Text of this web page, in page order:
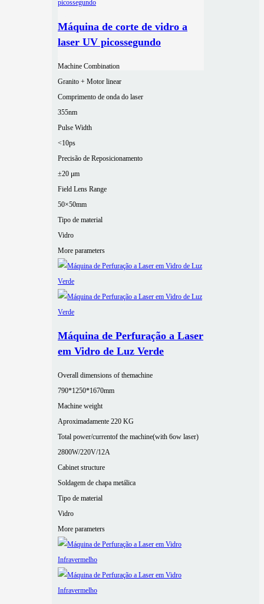
Máquina de corte de vidro a
laser UV picossegundo
Machine Combination
Granito + Motor linear
Comprimento de onda do laser
355nm
Pulse Width
<10ps
Precisão de Reposicionamento
±20 μm
Field Lens Range
50×50mm
Tipo de material
Vidro
More parameters
Máquina de Perfuração a Laser
em Vidro de Luz Verde
Overall dimensions of themachine
790*1250*1670mm
Machine weight
Aproximadamente 220 KG
Total power/currentof the machine(with 6ow laser)
2800W/220V/12A
Cabinet structure
Soldagem de chapa metálica
Tipo de material
Vidro
More parameters